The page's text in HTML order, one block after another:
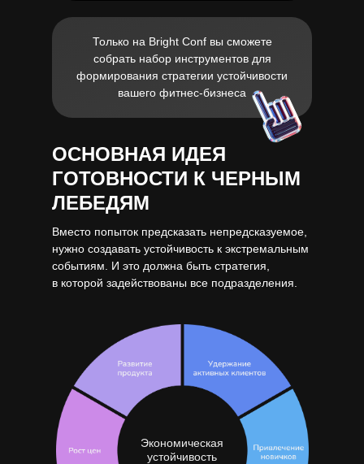
Только на Bright Conf вы сможете
собрать набор инструментов для
формирования стратегии устойчивости
вашего фитнес-бизнеса
Вместо попыток предсказать непредсказуемое,
нужно создавать устойчивость к экстремальным
событиям. И это должна быть стратегия,
в которой задействованы все подразделения.
ОСНОВНАЯ ИДЕЯ
ГОТОВНОСТИ К ЧЕРНЫМ
ЛЕБЕДЯМ
Экономическая
устойчивость